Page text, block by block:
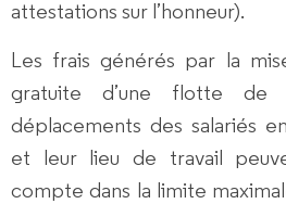
attestations sur l’honneur).
Les frais générés par la
gratuite d’une flotte de
déplacements des salariés
et leur lieu de travail
compte dans la limite